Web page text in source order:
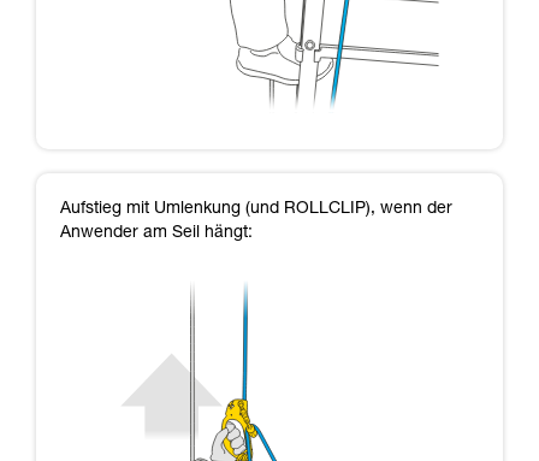
Aufstieg mit Umlenkung (und ROLLCLIP), wenn der
Anwender am Seil hängt: